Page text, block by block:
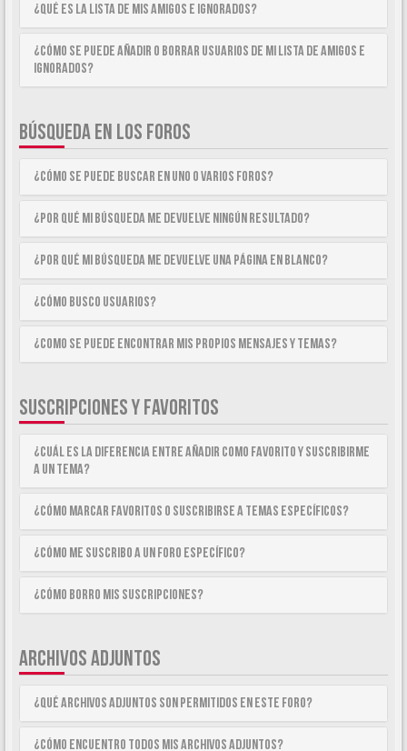
¿Qué es la lista de Mis Amigos e Ignorados?
¿Cómo se puede añadir o borrar usuarios de mi lista de Amigos e
Ignorados?
BÚSQUEDA EN LOS FOROS
¿Cómo se puede buscar en uno o varios foros?
¿Por qué mi búsqueda me devuelve ningún resultado?
¿Por qué mi búsqueda me devuelve una página en blanco?
¿Cómo busco usuarios?
¿Como se puede encontrar mis propios mensajes y temas?
SUSCRIPCIONES Y FAVORITOS
¿Cuál es la diferencia entre añadir como Favorito y suscribirme
a un tema?
¿Cómo marcar Favoritos o suscribirse a temas específicos?
¿Cómo me suscribo a un foro específico?
¿Cómo borro mis suscripciones?
ARCHIVOS ADJUNTOS
¿Qué archivos adjuntos son permitidos en este foro?
¿Cómo encuentro todos mis archivos adjuntos?